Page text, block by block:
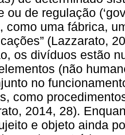
ou de regulação
como uma fábrica,
(Lazzarato,
os divíduos estão
(não
no
como
2014, 28).
e objeto ainda